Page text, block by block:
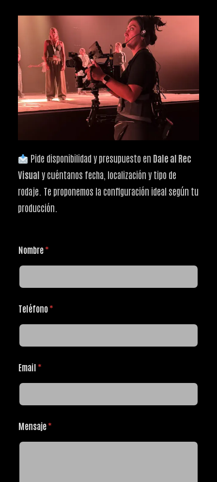
Pide disponibilidad y presupuesto en Dale al Rec
Visual y cuéntanos fecha, localización y tipo de
rodaje. Te proponemos la configuración ideal según tu
producción.
Nombre*
Teléfono*
Email *
Mensaje*